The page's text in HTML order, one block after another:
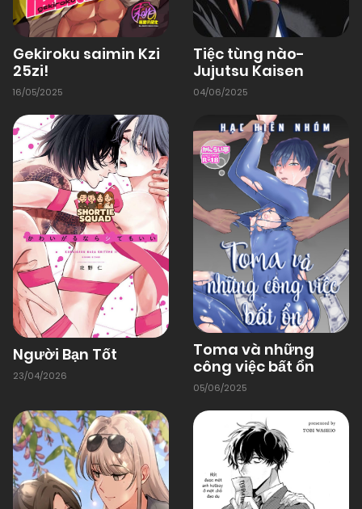
Gekiroku saimin Kzi
25zi!
16/05/2025
Tiệc tùng nào-
Jujutsu Kaisen
04/06/2025
Người Bạn Tốt
23/04/2026
Toma và những
công việc bất ổn
05/06/2025